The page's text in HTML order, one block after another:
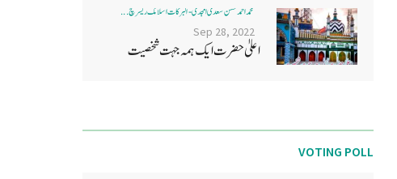
محمد احمد حسن سعدی امجدی - البرکات اسلامک ریسرچ ...
Sep 28, 2022
اعلیٰ حضرت ایک ہمہ جہت شخصیت
VOTING POLL